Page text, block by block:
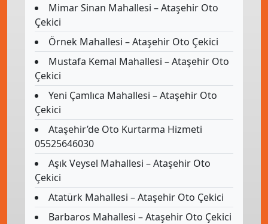
Mimar Sinan Mahallesi – Ataşehir Oto
Çekici
Örnek Mahallesi – Ataşehir Oto Çekici
Mustafa Kemal Mahallesi – Ataşehir Oto
Çekici
Yeni Çamlıca Mahallesi – Ataşehir Oto
Çekici
Ataşehir’de Oto Kurtarma Hizmeti
05525646030
Aşık Veysel Mahallesi – Ataşehir Oto
Çekici
Atatürk Mahallesi – Ataşehir Oto Çekici
Barbaros Mahallesi – Ataşehir Oto Çekici